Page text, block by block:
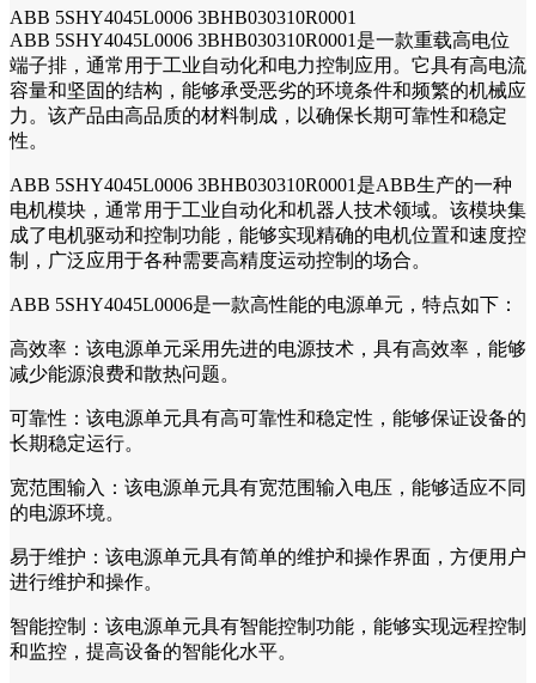
ABB 5SHY4045L0006 3BHB030310R0001
ABB 5SHY4045L0006 3BHB030310R0001是一款重载高电位
端子排，通常用于工业自动化和电力控制应用。它具有高电流
容量和坚固的结构，能够承受恶劣的环境条件和频繁的机械应
力。该产品由高品质的材料制成，以确保长期可靠性和稳定
性。
ABB 5SHY4045L0006 3BHB030310R0001是ABB生产的一种
电机模块，通常用于工业自动化和机器人技术领域。该模块集
成了电机驱动和控制功能，能够实现精确的电机位置和速度控
制，广泛应用于各种需要高精度运动控制的场合。
ABB 5SHY4045L0006是一款高性能的电源单元，特点如下：
高效率：该电源单元采用先进的电源技术，具有高效率，能够
减少能源浪费和散热问题。
可靠性：该电源单元具有高可靠性和稳定性，能够保证设备的
长期稳定运行。
宽范围输入：该电源单元具有宽范围输入电压，能够适应不同
的电源环境。
易于维护：该电源单元具有简单的维护和操作界面，方便用户
进行维护和操作。
智能控制：该电源单元具有智能控制功能，能够实现远程控制
和监控，提高设备的智能化水平。